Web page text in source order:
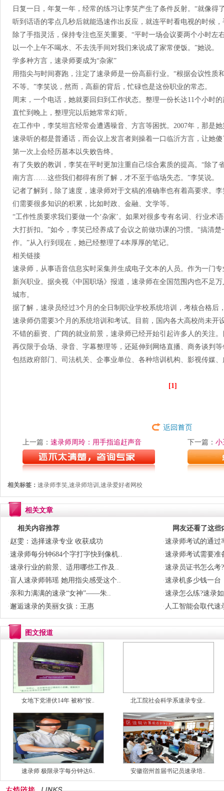
日复一日，年复一年，经常的练习让李笑产生了条件反射。“就像得
听到话语的零点几秒后就能迅速作出反应，就连平时看电视的时候
除了手指灵活，保持专注也至关重要。“平时一场会议要两个小时左
以一个上午不喝水、不去洗手间对我们来说成了家常便饭。”她说。
学多种方言，速录师要成为“杂家”
用指尖与时间赛跑，注定了速录师是一份高薪行业。“根据会议性质
不等。”李笑说，然而，高薪的背后，忙碌也是这份职业的常态。
周末，一个电话，她就要回归到工作状态。整理一份长达11个小时
直忙到晚上，整理完以后她常常幻听。
在工作中，李笑坦言经常会遭遇噪音、方言等困扰。2007年，那是
速录听的都是普通话，而会议上发言者则操着一口临沂方言，让她
第一次上会经历基本以失败告终。
有了失败的教训，李笑在平时更加注重自己综合素质的提高。“除了
南方言……这些我们都得有所了解，才不至于临场失态。”李笑说。
记者了解到，除了速度，速录师对于文稿的准确率也有着高要求。
们需要很多知识的积累，比如时政、金融、文学等。
“工作性质要求我们要做一个‘杂家’。如果对很多专有名词、行业术
大打折扣。”如今，李笑已经养成了会议之前做功课的习惯。“搞清
作。”从入行到现在，她已经整理了4本厚厚的笔记。
相关链接
速录师，从事语音信息实时采集并生成电子文本的人员。作为一门
新兴职业。据央视《中国职场》报道，速录师在全国范围内也不足
城市。
据了解，速录员经过3个月的全日制职业学校系统培训，考核合格后
速录师仍需要3个月的系统培训和考试。目前，国内各大高校尚未开
不错的薪资、广阔的就业前景，速录师已经开始引起许多人的关注
再仅限于会场、录音、字幕整理等，还延伸到网络直播、商务谈判
包括政府部门、司法机关、企事业单位、各种培训机构、影视传媒
[1]
上一篇： 速录师周玲：用手指追赶声音 下一篇： 小
相关标签： 速录师李笑,速录师培训,速录爱好者网校
相关文章
相关内容推荐
· 赵雯：选择速录专业 收获成功
·速录师每分钟684个字打字快到像机..
·速录行业的前景、适用哪些工作及..
·盲人速录师韩瑶 她用指尖感受这个..
· 亲和力满满的速录“女神”——朱..
·邂逅速录的美丽女孩：王惠
网友还看了这些
·速录师考试的通过
·速录师考试需要准
·速录员证书怎么考
·速录机多少钱一台
·速录怎么练?速录
· 人工智能会取代速
图文报道
女地下党潜伏14年 被称“按.. 北工院社会科学系速录专业..
速录师 极限录字每分钟达6.. 安徽宿州首届书记员速录培..